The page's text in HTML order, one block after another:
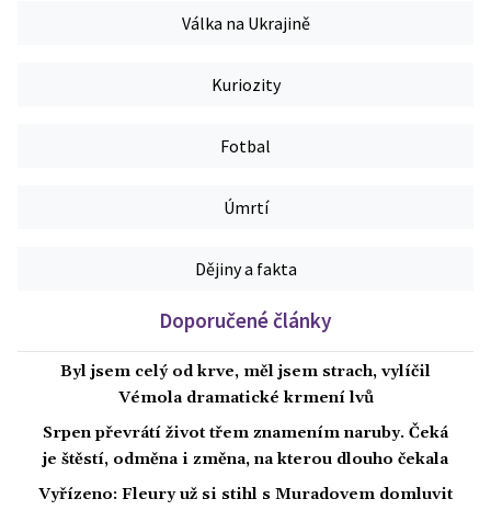
Válka na Ukrajině
Kuriozity
Fotbal
Úmrtí
Dějiny a fakta
Doporučené články
Byl jsem celý od krve, měl jsem strach, vylíčil
Vémola dramatické krmení lvů
Srpen převrátí život třem znamením naruby. Čeká
je štěstí, odměna i změna, na kterou dlouho čekala
Vyřízeno: Fleury už si stihl s Muradovem domluvit